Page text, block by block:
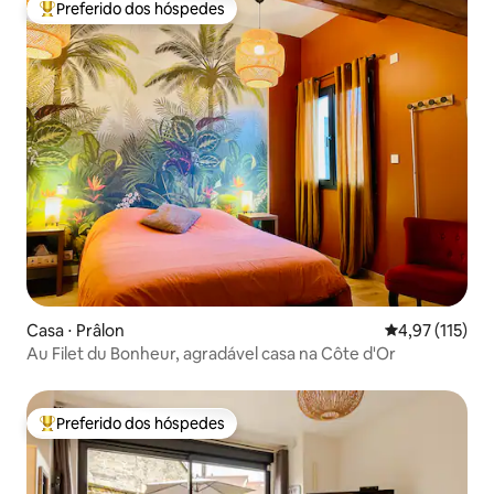
Entre os melhores preferidos dos hóspedes
Preferido dos hóspedes
Casa ⋅ Prâlon 4,97 de uma
4,97 (115)
Au Filet du Bonheur, agradável casa na Côte d'Or
Entre os melhores preferidos dos hóspedes
Preferido dos hóspedes